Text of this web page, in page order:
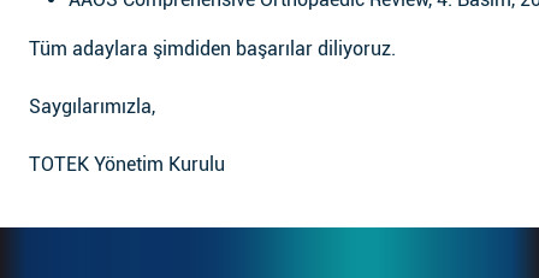
Tüm adaylara şimdiden başarılar diliyoruz.
Saygılarımızla,
TOTEK Yönetim Kurulu